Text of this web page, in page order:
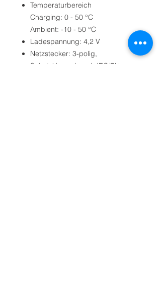
Temperaturbereich
Charging: 0 - 50 °C
Ambient: -10 - 50 °C
Ladespannung: 4,2 V
Netzstecker: 3-polig,
Schutzklasse I nach IEC/EN